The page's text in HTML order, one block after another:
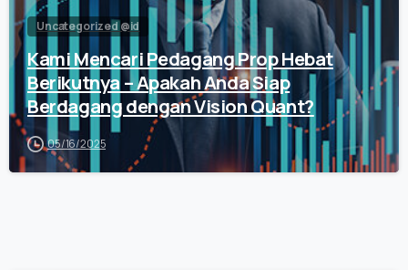
Uncategorized @id
Kami Mencari Pedagang Prop Hebat
Berikutnya – Apakah Anda Siap
Berdagang dengan Vision Quant?
05/16/2025